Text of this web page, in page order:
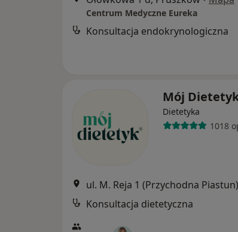
Centrum Medyczne Eureka
Konsultacja endokrynologiczna
Mój
Dietetyka
1018
Konsultacja dietetyczna